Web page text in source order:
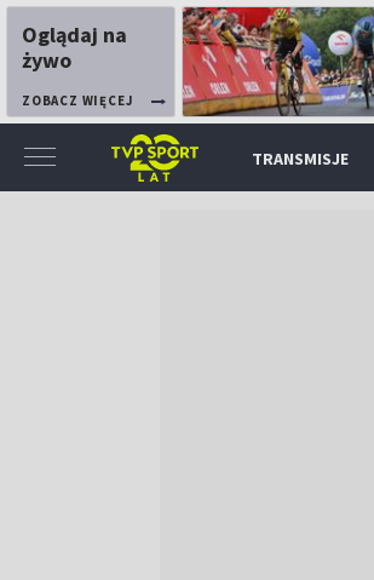
Oglądaj na
żywo
ZOBACZ WIĘCEJ
TRANSMISJE